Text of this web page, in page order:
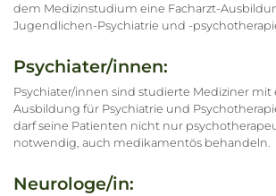
dem Medizinstudium eine Facharzt-
Jugendlichen-Psychiatrie und -
Psychiater/innen:
Psychiater/innen sind studierte Mediziner mit
Ausbildung für Psychiatrie und
darf seine Patienten nicht nur
notwendig, auch medikamentös behandeln.
Neurologe/in: